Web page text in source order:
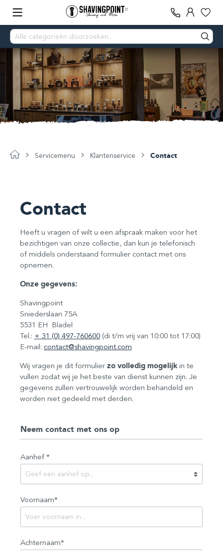
Servicemenu Klantenservice Contact
Contact
Heeft u vragen of wilt u een afspraak maken voor het
bezichtigen van onze collectie, dan kun je telefonisch
of middels onderstaand formulier contact met ons
opnemen.
Onze gegevens:
Shavingpoint
Sniederslaan 75A
5531 EH Bladel
Tel.: + 31 (0) 497-760600 (di t/m vrij van 10:00 tot 17:00)
E-mail: contact@shavingpoint.com
Wij vragen je dit formulier zo volledig mogelijk in te
vullen zodat wij je het beste van dienst kunnen zijn. Je
gegevens zullen vertrouwelijk worden behandeld en
worden niet gedeeld met derden.
Neem contact met ons op
Aanhef *
Voornaam*
Achternaam*